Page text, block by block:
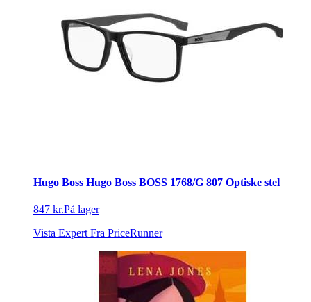
Hugo Boss Hugo Boss BOSS 1768/G 807 Optiske stel
847 kr.På lager
Vista Expert Fra PriceRunner